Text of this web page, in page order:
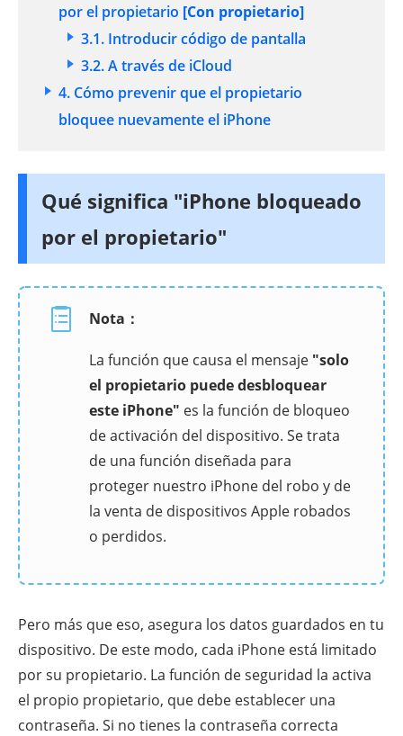
por el propietario [Con propietario]
3.1. Introducir código de pantalla
3.2. A través de iCloud
4. Cómo prevenir que el propietario
bloquee nuevamente el iPhone
Qué significa "iPhone bloqueado
por el propietario"
Nota：
La función que causa el mensaje "solo
el propietario puede desbloquear
este iPhone" es la función de bloqueo
de activación del dispositivo. Se trata
de una función diseñada para
proteger nuestro iPhone del robo y de
la venta de dispositivos Apple robados
o perdidos.
Pero más que eso, asegura los datos guardados en tu
dispositivo. De este modo, cada iPhone está limitado
por su propietario. La función de seguridad la activa
el propio propietario, que debe establecer una
contraseña. Si no tienes la contraseña correcta